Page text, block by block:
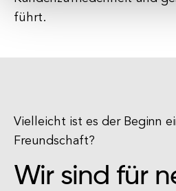
führt.
Vielleicht ist es der Beginn
Freundschaft?
Wir sind für